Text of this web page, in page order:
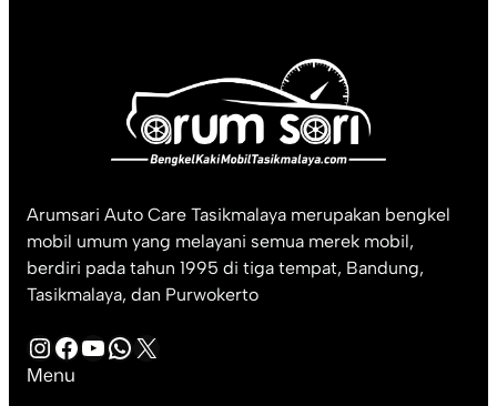
Arumsari Auto Care Tasikmalaya merupakan bengkel
mobil umum yang melayani semua merek mobil,
berdiri pada tahun 1995 di tiga tempat, Bandung,
Tasikmalaya, dan Purwokerto
InstagramFacebook YouTube WhatsApp X
Menu